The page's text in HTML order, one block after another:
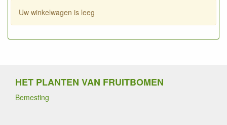
Uw winkelwagen is leeg
HET PLANTEN VAN FRUITBOMEN
Bemesting